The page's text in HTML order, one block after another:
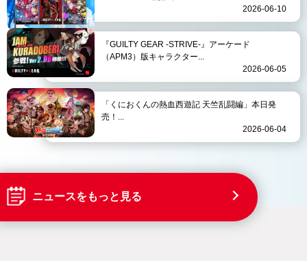
2026-06-10
『GUILTY GEAR -STRIVE-』アーケード
（APM3）版キャラクター...
2026-06-05
「くにおくんの熱血西遊記 天竺乱闘編」本日発
売！...
2026-06-04
ニュースをもっと見る